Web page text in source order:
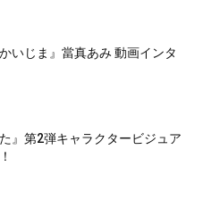
いじま』當真あみ 動画インタ
た』第2弾キャラクタービジュア